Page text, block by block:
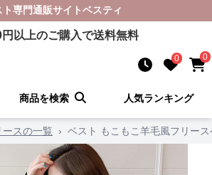
専門通販サイトベスティ
円以上のご購入で送料無料
0 0
商品を検索 人気ランキング
ースの一覧 › ベスト もこもこ羊毛風フリー